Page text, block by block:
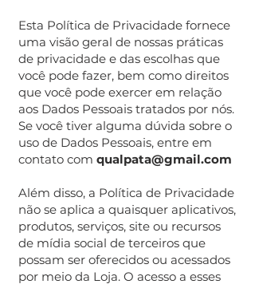
Esta Política de Privacidade fornece
uma visão geral de nossas práticas
de privacidade e das escolhas que
você pode fazer, bem como direitos
que você pode exercer em relação
aos Dados Pessoais tratados por nós.
Se você tiver alguma dúvida sobre o
uso de Dados Pessoais, entre em
contato com qualpata@gmail.com
Além disso, a Política de Privacidade
não se aplica a quaisquer aplicativos,
produtos, serviços, site ou recursos
de mídia social de terceiros que
possam ser oferecidos ou acessados
por meio da Loja. O acesso a esses